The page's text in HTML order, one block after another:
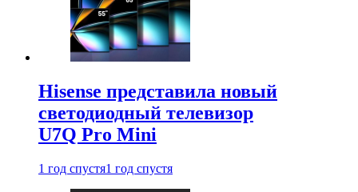
Hisense представила новый
светодиодный телевизор
U7Q Pro Mini
1 год спустя1 год спустя